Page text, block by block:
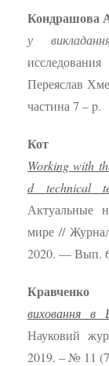
Кондрашова
у
Переяслав
частина 7 – p.
Workingwith
d technical
Актуальные
мире //
2020. — Вып.
Кравченко
виховання в
Науковий
2019. – № 11